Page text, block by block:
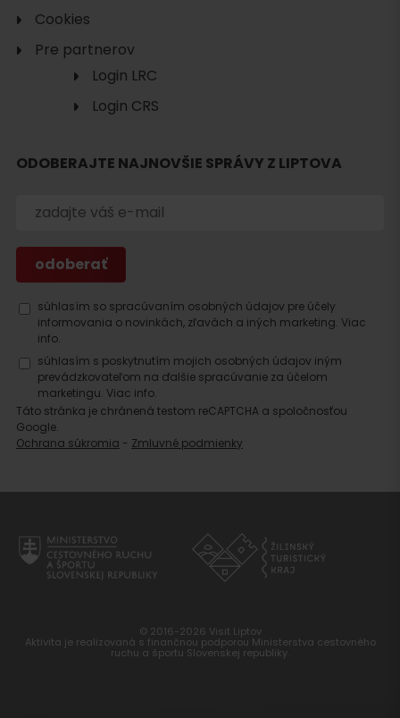
Hľadať
ubytovanie
Cookies
Pre partnerov
Login LRC
Login CRS
ODOBERAJTE NAJNOVŠIE SPRÁVY Z LIPTOVA
súhlasím so spracúvaním osobných údajov pre účely
informovania o novinkách, zľavách a iných marketing. Viac
info.
súhlasím s poskytnutím mojich osobných údajov iným
prevádzkovateľom na ďalšie spracúvanie za účelom
marketingu. Viac info.
Táto stránka je chránená testom reCAPTCHA a spoločnosťou
Google.
Ochrana súkromia - Zmluvné podmienky
© 2016-2026 Visit Liptov
Aktivita je realizovaná s finančnou podporou Ministerstva cestovného
ruchu a športu Slovenskej republiky.